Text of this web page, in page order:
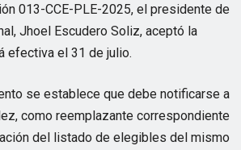
013-CCE-PLE-2025, el presidente de
Jhoel Escudero Soliz, aceptó la
efectiva el 31 de julio.
se establece que debe notificarse a
como reemplazante correspondiente
del listado de elegibles del mismo